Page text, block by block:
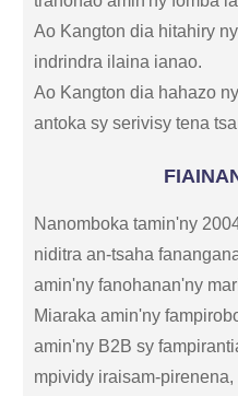
Ao Kangton dia hitahiry
indrindra ilaina ianao.
Ao Kangton dia hahazo
antoka sy serivisy tena
Nanomboka tamin'ny
niditra an-tsaha
amin'ny fanohanan'ny
Miaraka amin'ny
amin'ny B2B sy
mpividy iraisam-